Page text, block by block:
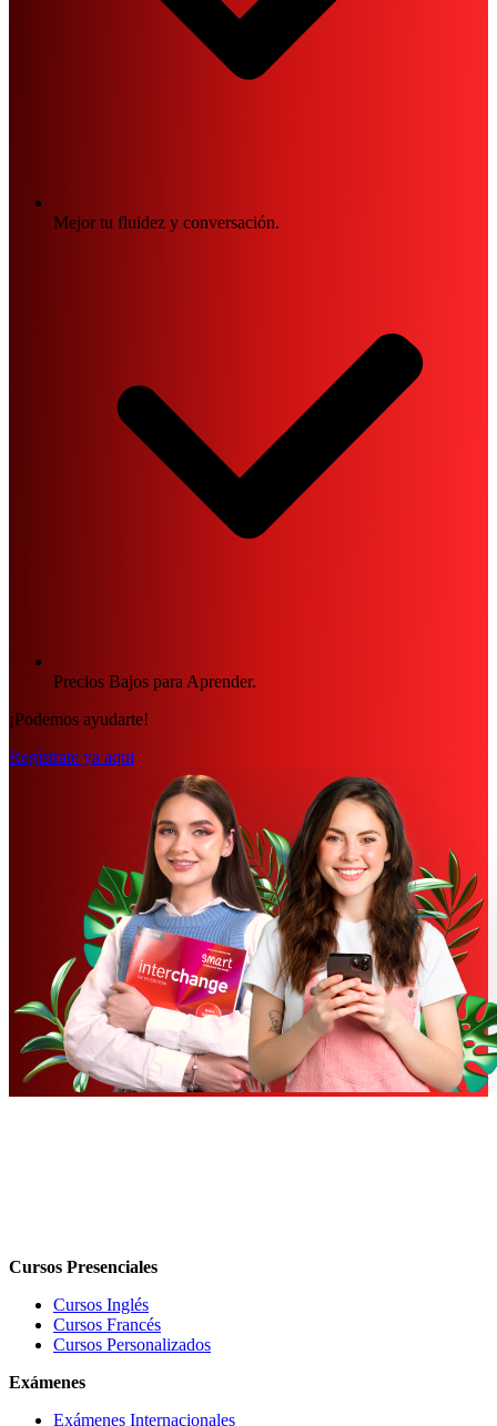
Mejor tu fluidez y conversación.
Precios Bajos para Aprender.
¡Podemos ayudarte!
Regístrate ya aqui
Cursos Presenciales
Cursos Inglés
Cursos Francés
Cursos Personalizados
Exámenes
Exámenes Internacionales